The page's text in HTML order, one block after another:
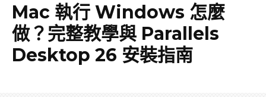
Mac 執行 Windows 怎麼
做？完整教學與 Parallels
Desktop 26 安裝指南